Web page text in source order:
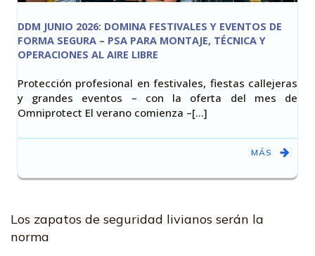
DDM JUNIO 2026: DOMINA FESTIVALES Y EVENTOS DE
FORMA SEGURA – PSA PARA MONTAJE, TÉCNICA Y
OPERACIONES AL AIRE LIBRE
Protección profesional en festivales, fiestas callejeras
y grandes eventos – con la oferta del mes de
Omniprotect El verano comienza –[…]
MÁS
Los zapatos de seguridad livianos serán la
norma